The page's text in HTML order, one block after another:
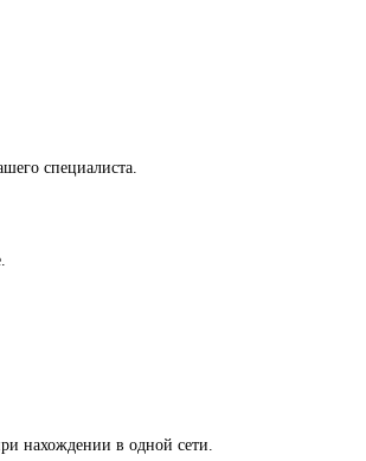
специалиста.
нахождении в одной сети.